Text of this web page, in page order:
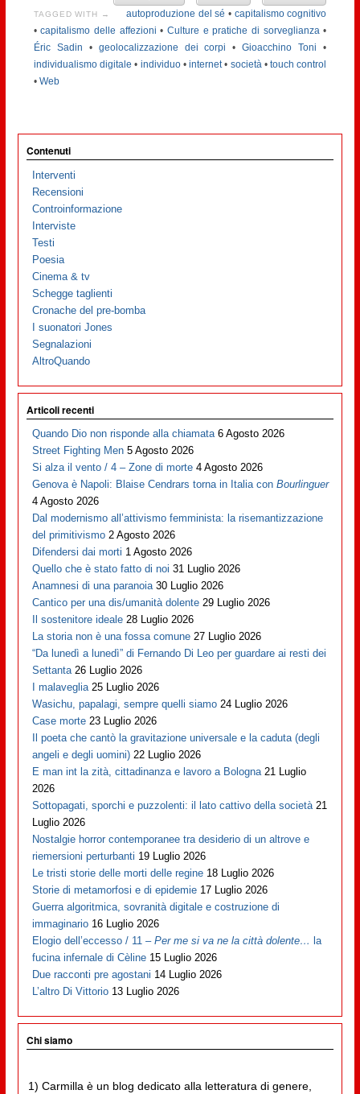
TAGGED WITH → autoproduzione del sé • capitalismo cognitivo
•capitalismo delle affezioni • Culture e pratiche di sorveglianza•
Éric Sadin • geolocalizzazione dei corpi •Gioacchino Toni •
individualismo digitale • individuo•internet• società•touch control
• Web
Contenuti
Interventi
Recensioni
Controinformazione
Interviste
Testi
Poesia
Cinema & tv
Schegge taglienti
Cronache del pre-bomba
I suonatori Jones
Segnalazioni
AltroQuando
Articoli recenti
Quando Dio non risponde alla chiamata 6 Agosto 2026
Street Fighting Men 5 Agosto 2026
Si alza il vento / 4 – Zone di morte 4 Agosto 2026
Genova è Napoli: Blaise Cendrars torna in Italia conBourlinguer
4 Agosto 2026
Dal modernismo all’attivismo femminista: la risemantizzazione
del primitivismo 2 Agosto 2026
Difendersi dai morti 1 Agosto 2026
Quello che è stato fatto di noi 31 Luglio 2026
Anamnesi di una paranoia 30 Luglio 2026
Cantico per una dis/umanità dolente 29 Luglio 2026
Il sostenitore ideale 28 Luglio 2026
La storia non è una fossa comune 27 Luglio 2026
“Da lunedì a lunedì” di Fernando Di Leo per guardare ai resti dei
Settanta 26 Luglio 2026
I malaveglia 25 Luglio 2026
Wasichu, papalagi, sempre quelli siamo 24 Luglio 2026
Case morte 23 Luglio 2026
Il poeta che cantò la gravitazione universale e la caduta (degli
angeli e degli uomini) 22 Luglio 2026
E man int la zità, cittadinanza e lavoro a Bologna 21 Luglio
2026
Sottopagati, sporchi e puzzolenti: il lato cattivo della società 21
Luglio 2026
Nostalgie horror contemporanee tra desiderio di un altrove e
riemersioni perturbanti 19 Luglio 2026
Le tristi storie delle morti delle regine 18 Luglio 2026
Storie di metamorfosi e di epidemie 17 Luglio 2026
Guerra algoritmica, sovranità digitale e costruzione di
immaginario 16 Luglio 2026
Elogio dell’eccesso / 11 –Per me si va ne la città dolente… la
fucina infernale di Cèline 15 Luglio 2026
Due racconti pre agostani 14 Luglio 2026
L’altro Di Vittorio 13 Luglio 2026
Chi siamo
1) Carmilla è un blog dedicato alla letteratura di genere,